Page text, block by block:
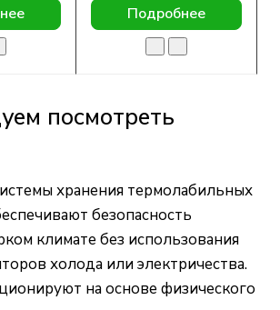
Подробнее
посмотреть
хранения термолабильных
безопасность
климате без использования
холода или электричества.
на основе физического